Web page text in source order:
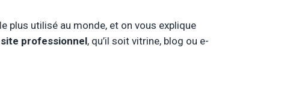
plus utilisé au monde, et on vous explique
professionnel, qu’il soit vitrine, blog ou e-